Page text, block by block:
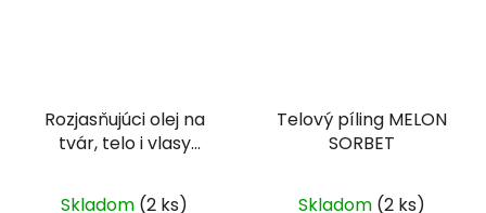
Rozjasňujúci olej na
tvár, telo i vlasy
Skladom (2 ks)
Telový píling MELON
SORBET
Skladom (2 ks)